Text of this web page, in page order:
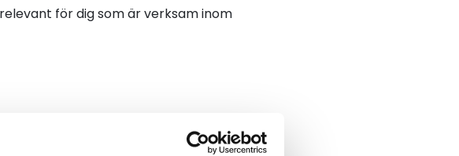
för dig som är verksam inom